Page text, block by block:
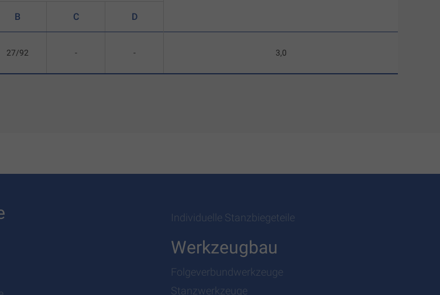
B C D
27/92 - - 3,0
Individuelle Stanzbiegeteile
Werkzeugbau
Folgeverbundwerkzeuge
Stanzwerkzeuge